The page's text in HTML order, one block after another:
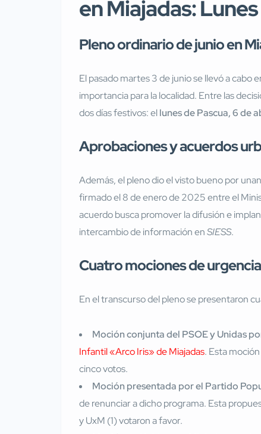
en Miajadas:
Pleno ordinario de junio en
El pasado martes 3 de junio se llevó a cabo
importancia para la localidad. Entre las
dos días festivos: ellunes de Pascua, 6 de
Aprobaciones y acuerdos
Además, el pleno dio el visto bueno por
firmado el 8 de enero de 2025 entre el
acuerdo busca promover la difusión e
intercambio de información enSIESS.
Cuatro mociones de
En el transcurso del pleno se presentaron
Moción conjunta del PSOE y Unidas
Infantil «Arco Iris» de Miajadas. Esta
cinco votos.
Moción presentada por el Partido
de renunciar a dicho programa. Esta
y UxM (1) votaron a favor.